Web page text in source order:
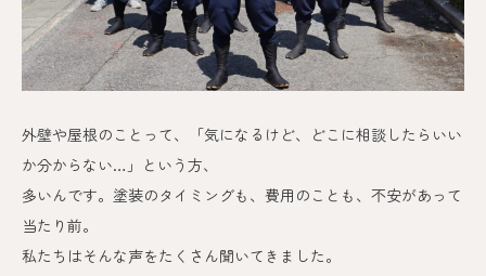
外壁や屋根のことって、「気になるけど、どこに相談したらいい
か分からない…」という方、
多いんです。 塗装のタイミングも、費用のことも、不安があって
当たり前。
私たちはそんな声をたくさん聞いてきました。